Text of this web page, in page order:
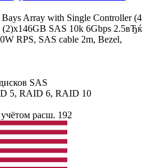
Array with Single Controller (4
(2)x146GB SAS 10k 6Gbps 2.5вЂќ
RPS, SAS cable 2m, Bezel,
SAS
5, RAID 6, RAID 10
расш. 192